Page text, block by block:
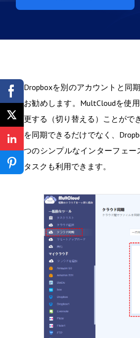
Dropboxを別のアカウントと同
お勧めします。MultCloudを使用
更する（切り替える）ことがで
を同期できるだけでなく、
つのシンプルなインターフェ
タスクも利用できます。